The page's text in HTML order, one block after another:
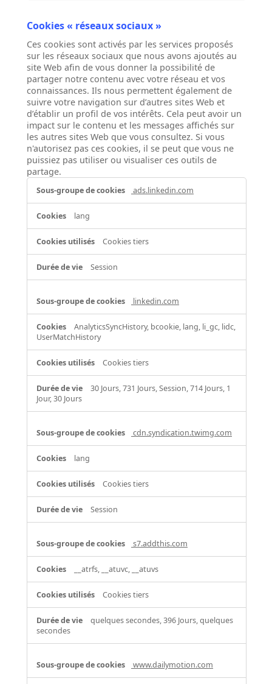
Cookies « réseaux sociaux »
Ces cookies sont activés par les services proposés
sur les réseaux sociaux que nous avons ajoutés au
site Web afin de vous donner la possibilité de
partager notre contenu avec votre réseau et vos
connaissances. Ils nous permettent également de
suivre votre navigation sur d’autres sites Web et
d’établir un profil de vos intérêts. Cela peut avoir un
impact sur le contenu et les messages affichés sur
les autres sites Web que vous consultez. Si vous
n'autorisez pas ces cookies, il se peut que vous ne
puissiez pas utiliser ou visualiser ces outils de
partage.
Cookies
réseaux
sociaux
»
ads.linkedin.com
lang
Cookies tiers
Session
linkedin.com
AnalyticsSyncHistory, bcookie, lang, li_gc, lidc,
UserMatchHistory
Cookies tiers
30 Jours, 731 Jours, Session, 714 Jours, 1
Jour, 30 Jours
cdn.syndication.twimg.com
lang
Cookies tiers
Session
s7.addthis.com
__atrfs, __atuvc, __atuvs
Cookies tiers
quelques secondes, 396 Jours, quelques
secondes
www.dailymotion.com